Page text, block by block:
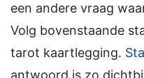
een andere vraag
Volg bovenstaande
tarot kaartlegging.
antwoord is zo